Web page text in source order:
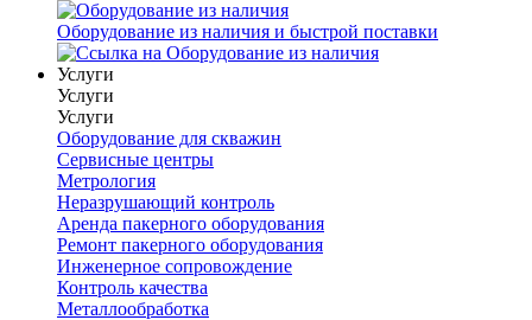
Оборудование из наличия и быстрой поставки
Услуги
Услуги
Услуги
Оборудование для скважин
Сервисные центры
Метрология
Неразрушающий контроль
Аренда пакерного оборудования
Ремонт пакерного оборудования
Инженерное сопровождение
Контроль качества
Металлообработка